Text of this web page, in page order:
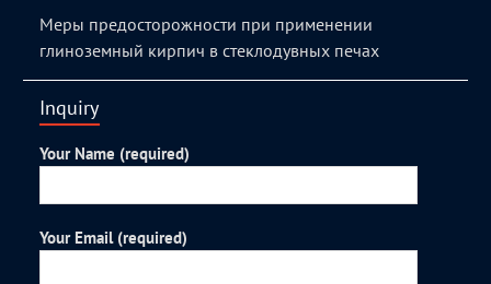
Меры предосторожности при применении
глиноземный кирпич в стеклодувных печах
Inquiry
Your Name (required)
Your Email (required)